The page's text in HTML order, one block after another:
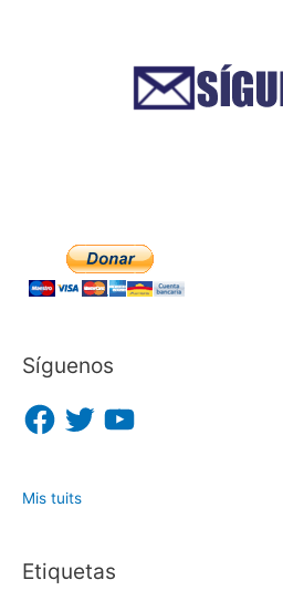
Síguenos
F
a
c
o
k
T
w
r
Y
o
Mis tuits
Etiquetas